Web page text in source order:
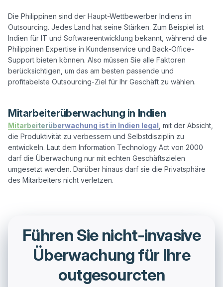
Die Philippinen sind der Haupt-Wettbewerber Indiens im
Outsourcing. Jedes Land hat seine Stärken. Zum Beispiel ist
Indien für IT und Softwareentwicklung bekannt, während die
Philippinen Expertise in Kundenservice und Back-Office-
Support bieten können. Also müssen Sie alle Faktoren
berücksichtigen, um das am besten passende und
Mitarbeiterüberwachung in Indien
Mitarbeiterüberwachung ist in Indien legal , mit der Absicht,
die Produktivität zu verbessern und Selbstdisziplin zu
entwickeln. Laut dem Information Technology Act von 2000
darf die Überwachung nur mit echten Geschäftszielen
umgesetzt werden. Darüber hinaus darf sie die Privatsphäre
Führen Sie nicht-invasive
Überwachung für Ihre
outgesourcten